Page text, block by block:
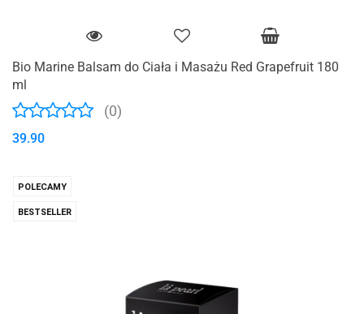
Bio Marine Balsam do Ciała i Masażu Red Grapefruit 180
ml
(0)
39.90
POLECAMY
BESTSELLER